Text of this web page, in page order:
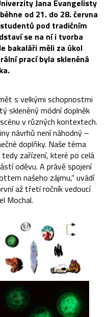
Jana Evangelisty
od 21. do 28. června
pod tradičním
se na ní i tvorba
bakaláři měli za úkol
prací byla skleněná
s velkými schopnostmi
skleněný módní doplněk
v různých kontextech.
návrhů není náhodný –
doplňky. Naše téma
zařízení, které po celá
oděvu. A právě spojení
našeho zájmu,“ uvádí
až třetí ročník vedoucí
Mochal.